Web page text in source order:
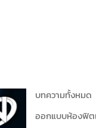
บทความทั้งหมด
ออกแบบห้องฟิต